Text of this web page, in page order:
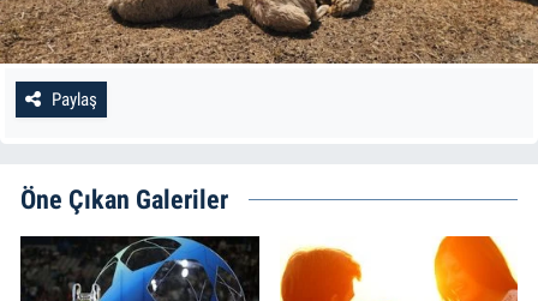
Paylaş
Öne Çıkan Galeriler